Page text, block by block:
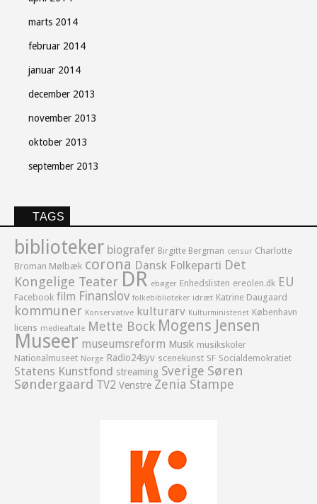
marts 2014
februar 2014
januar 2014
december 2013
november 2013
oktober 2013
september 2013
TAGS
biblioteker biografer Birgitte Bergman censur Charlotte
Broman Mølbæk corona Dansk Folkeparti Det
Kongelige Teater DR ebøger Enhedslisten ereolen.dk EU
Facebook film Finanslov folkebiblioteker idræt Katrine Daugaard
kommuner Konservative kulturarv Kulturministeriet København
licens medieaftale Mette Bock Mogens Jensen
Museer museumsreform Musik musikskoler
Nationalmuseet Norge Radio24syv scenekunst SF Socialdemokratiet
Statens Kunstfond streaming Sverige Søren
Søndergaard TV2 Venstre Zenia Stampe